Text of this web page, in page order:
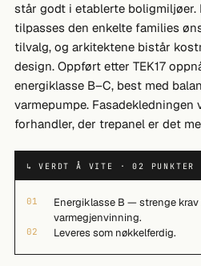
står godt i etablerte boligmiljøer.
tilpasses den enkelte families
tilvalg, og arkitektene bistår
design. Oppført etter TEK17
energiklasse B–C, best med
varmepumpe. Fasadekledningen
forhandler, der trepanel er det
↳ VERDT Å VITE · 02 PUNKTER
01
Energiklasse B — strenge krav
varmegjenvinning.
02 Leveres som nøkkelferdig.